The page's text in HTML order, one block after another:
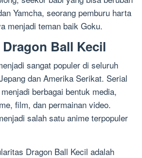
Yamcha, seorang pemburu harta
menjadi teman baik Goku.
Ball Kecil
sangat populer di seluruh
dan Amerika Serikat. Serial
berbagai bentuk media,
film, dan permainan video.
salah satu anime terpopuler
Dragon Ball Kecil adalah